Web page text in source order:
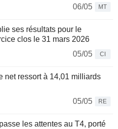
06/05
MT
ses résultats pour le
clos le 31 mars 2026
05/05
CI
net ressort à 14,01 milliards
05/05
RE
les attentes au T4, porté